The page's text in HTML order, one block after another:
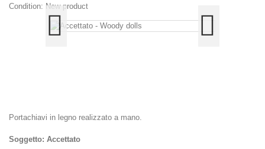
Condition: New product
Portachiavi in legno realizzato a mano.
Soggetto: Accettato